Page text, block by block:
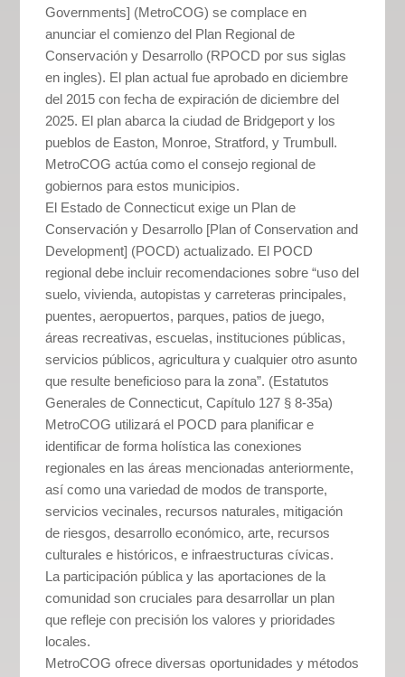
Governments] (MetroCOG) se complace en
anunciar el comienzo del Plan Regional de
Conservación y Desarrollo (RPOCD por sus siglas
en ingles). El plan actual fue aprobado en diciembre
del 2015 con fecha de expiración de diciembre del
2025. El plan abarca la ciudad de Bridgeport y los
pueblos de Easton, Monroe, Stratford, y Trumbull.
MetroCOG actúa como el consejo regional de
gobiernos para estos municipios.
El Estado de Connecticut exige un Plan de
Conservación y Desarrollo [Plan of Conservation and
Development] (POCD) actualizado. El POCD
regional debe incluir recomendaciones sobre “uso del
suelo, vivienda, autopistas y carreteras principales,
puentes, aeropuertos, parques, patios de juego,
áreas recreativas, escuelas, instituciones públicas,
servicios públicos, agricultura y cualquier otro asunto
que resulte beneficioso para la zona”. (Estatutos
Generales de Connecticut, Capítulo 127 § 8-35a)
MetroCOG utilizará el POCD para planificar e
identificar de forma holística las conexiones
regionales en las áreas mencionadas anteriormente,
así como una variedad de modos de transporte,
servicios vecinales, recursos naturales, mitigación
de riesgos, desarrollo económico, arte, recursos
culturales e históricos, e infraestructuras cívicas.
La participación pública y las aportaciones de la
comunidad son cruciales para desarrollar un plan
que refleje con precisión los valores y prioridades
locales.
MetroCOG ofrece diversas oportunidades y métodos